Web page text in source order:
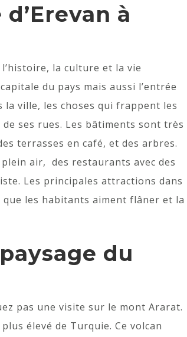
à
la culture et la vie
du pays mais aussi l’entrée
la ville, les choses qui frappent les
ses rues. Les bâtiments sont très
terrasses en café, et des arbres.
air, des restaurants avec des
Les principales attractions dans
les habitants aiment flâner et la
du
pas une visite sur le mont Ararat.
élevé de Turquie. Ce volcan